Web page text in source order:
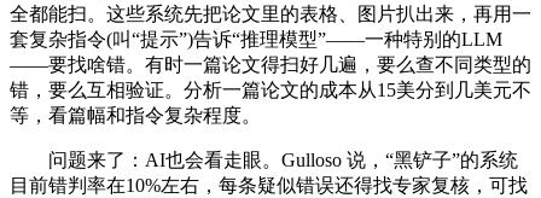
全都能扫。这些系统先把论文里的表格、图片扒出来，再用一
套复杂指令(叫“提示”)告诉“推理模型”——一种特别的LLM
——要找啥错。有时一篇论文得扫好几遍，要么查不同类型的
错，要么互相验证。分析一篇论文的成本从15美分到几美元不
等，看篇幅和指令复杂程度。
问题来了：AI也会看走眼。Gulloso 说，“黑铲子”的系统
目前错判率在10%左右，每条疑似错误还得找专家复核，可找